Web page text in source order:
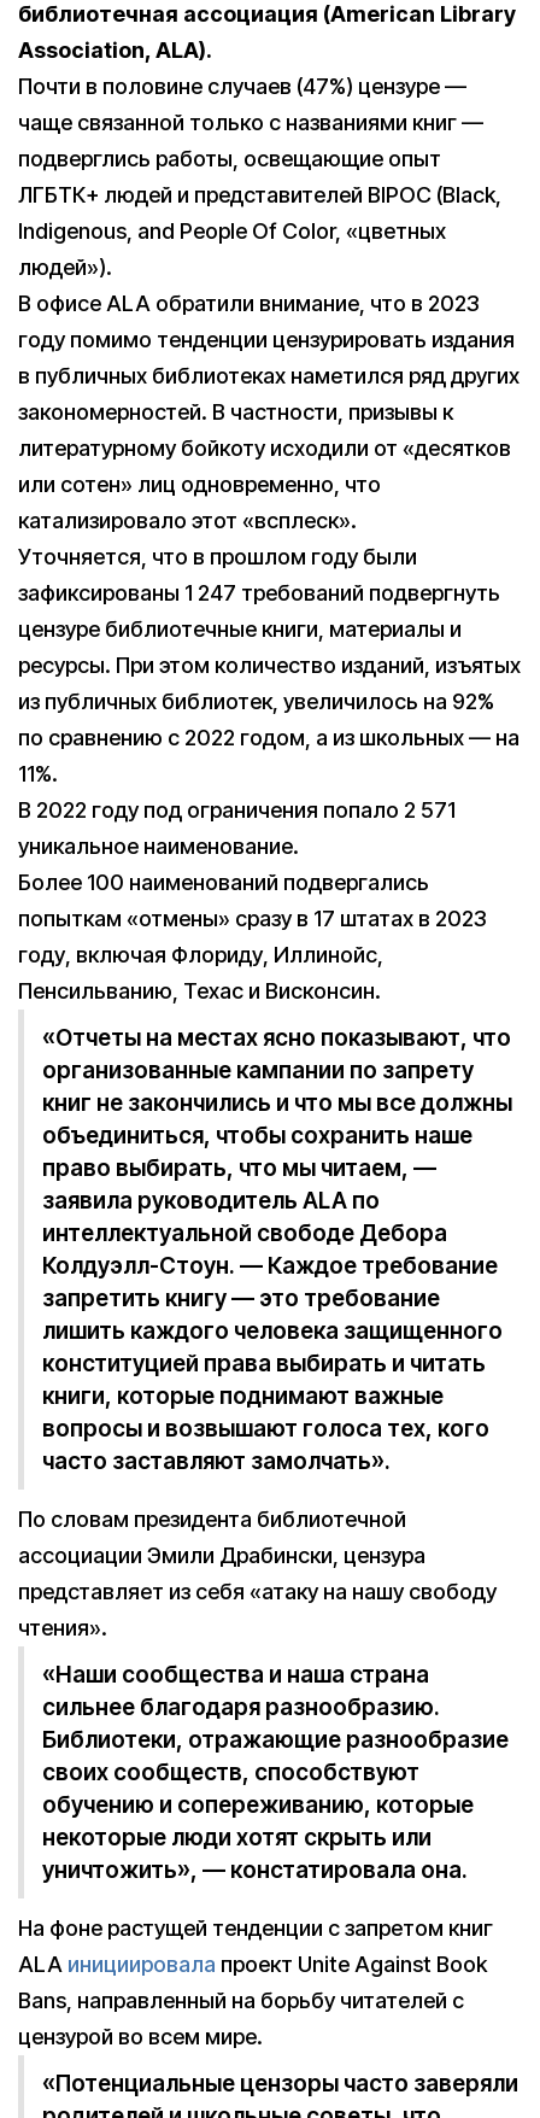
библиотечная ассоциация (American Library
Association, ALA).
Почти в половине случаев (47%) цензуре —
чаще связанной только с названиями книг —
подверглись работы, освещающие опыт
ЛГБТК+ людей и представителей BIPOC (Black,
Indigenous, and People Of Color, «цветных
людей»).
В офисе ALA обратили внимание, что в 2023
году помимо тенденции цензурировать издания
в публичных библиотеках наметился ряд других
закономерностей. В частности, призывы к
литературному бойкоту исходили от «десятков
или сотен» лиц одновременно, что
катализировало этот «всплеск».
Уточняется, что в прошлом году были
зафиксированы 1 247 требований подвергнуть
цензуре библиотечные книги, материалы и
ресурсы. При этом количество изданий, изъятых
из публичных библиотек, увеличилось на 92%
по сравнению с 2022 годом, а из школьных — на
11%.
В 2022 году под ограничения попало 2 571
уникальное наименование.
Более 100 наименований подвергались
попыткам «отмены» сразу в 17 штатах в 2023
году, включая Флориду, Иллинойс,
Пенсильванию, Техас и Висконсин.
«Отчеты на местах ясно показывают, что
организованные кампании по запрету
книг не закончились и что мы все должны
объединиться, чтобы сохранить наше
право выбирать, что мы читаем, —
заявила руководитель ALA по
интеллектуальной свободе Дебора
Колдуэлл-Стоун. — Каждое требование
запретить книгу — это требование
лишить каждого человека защищенного
конституцией права выбирать и читать
книги, которые поднимают важные
вопросы и возвышают голоса тех, кого
часто заставляют замолчать».
По словам президента библиотечной
ассоциации Эмили Драбински, цензура
представляет из себя «атаку на нашу свободу
чтения».
«Наши сообщества и наша страна
сильнее благодаря разнообразию.
Библиотеки, отражающие разнообразие
своих сообществ, способствуют
обучению и сопереживанию, которые
некоторые люди хотят скрыть или
уничтожить», — констатировала она.
На фоне растущей тенденции с запретом книг
ALA инициировала проект Unite Against Book
Bans, направленный на борьбу читателей с
цензурой во всем мире.
«Потенциальные цензоры часто заверяли